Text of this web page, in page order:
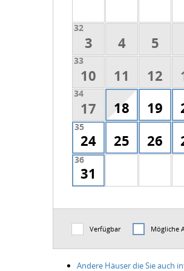
32
3 4 5
33
10 11 12
34
17 18 19
35
24 25 26
36
31
Verfügbar Mögliche
Andere Häuser die Sie auch